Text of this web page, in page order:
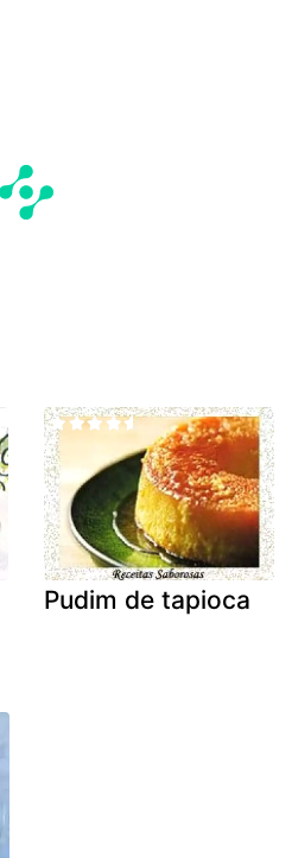
Pudim de tapioca